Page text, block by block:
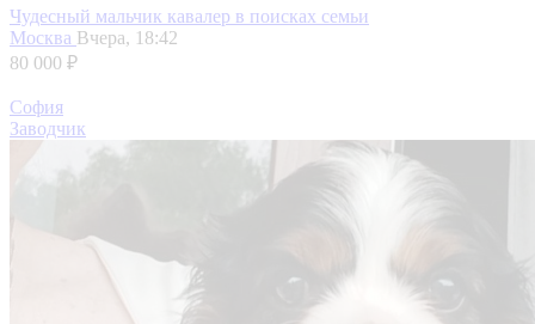
Чудесный мальчик кавалер в поисках семьи
Москва Вчера, 18:42
80 000 ₽
София
Заводчик